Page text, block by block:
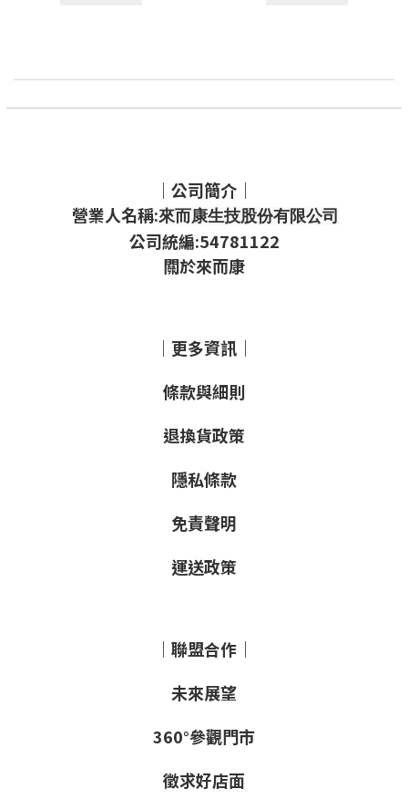
｜公司簡介｜
營業人名稱:來而康生技股份有限公司
公司統編:54781122
關於來而康
｜更多資訊｜
條款與細則
退換貨政策
隱私條款
免責聲明
運送政策
｜聯盟合作｜
未來展望
360°參觀門市
徵求好店面